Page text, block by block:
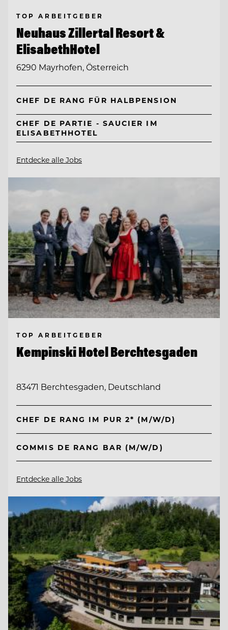
TOP ARBEITGEBER
Neuhaus Zillertal Resort &
ElisabethHotel
6290 Mayrhofen, Österreich
CHEF DE RANG FÜR HALBPENSION
CHEF DE PARTIE - SAUCIER IM
ELISABETHHOTEL
Entdecke alle Jobs
TOP ARBEITGEBER
Kempinski Hotel Berchtesgaden
83471 Berchtesgaden, Deutschland
CHEF DE RANG IM PUR 2* (M/W/D)
COMMIS DE RANG BAR (M/W/D)
Entdecke alle Jobs